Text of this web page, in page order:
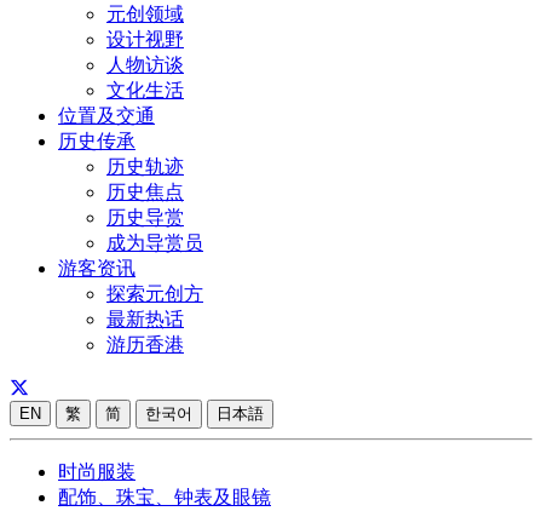
元创领域
设计视野
人物访谈
文化生活
位置及交通
历史传承
历史轨迹
历史焦点
历史导赏
成为导赏员
游客资讯
探索元创方
最新热话
游历香港
EN 繁 简 한국어 日本語
时尚服装
配饰、珠宝、钟表及眼镜